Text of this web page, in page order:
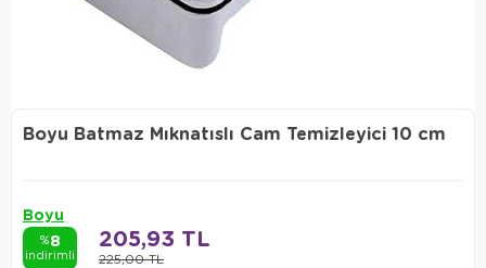
Boyu Batmaz Mıknatıslı Cam Temizleyici 10 cm
Boyu
%8
indirimli 225,00 TL
205,93 TL